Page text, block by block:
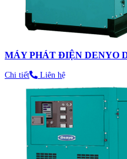
MÁY PHÁT ĐIỆN DENYO
Chi tiết Liên hệ